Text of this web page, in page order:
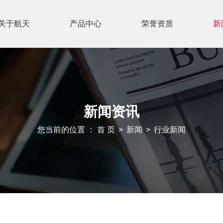
于航天 产品中心 荣誉资质 新
新闻资讯
您当前的位置 ： 首 页> 新闻 > 行业新闻